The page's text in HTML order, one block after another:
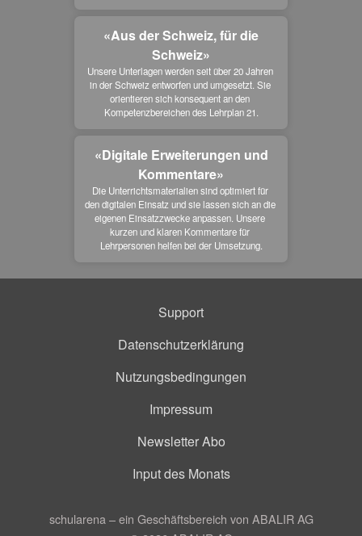
«Aus der Schweiz, für die
Schweiz»
Unsere Unterlagen werden seit über 20 Jahren
in der Schweiz entworfen und umgesetzt. Sie
orientieren sich konsequent an den
Kompetenzbereichen des Lehrplan 21.
«Digitale Erweiterungen und
Kommentare»
Die Unterrichtsmaterialien sind optimiert für
den digitalen Einsatz und sie lassen sich an die
eigenen Einsatzzwecke anpassen. Unsere
kurzen und klaren Kommentare für
Lehrpersonen helfen bei der Umsetzung.
Support
Datenschutzerklärung
Nutzungsbedingungen
Impressum
Newsletter Abo
Input des Monats
schularena – ein Geschäftsbereich von ABALIR AG